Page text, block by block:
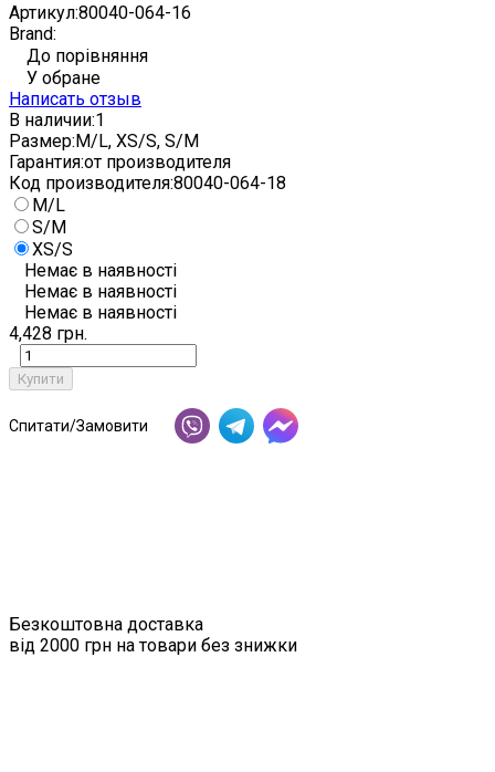
Артикул:80040-064-16
Brand:
До порівняння
У обране
Написать отзыв
В наличии:1
Размер:M/L, XS/S, S/M
Гарантия:от производителя
Код производителя:80040-064-18
M/L
S/M
XS/S
Немає в наявності
Немає в наявності
Немає в наявності
4,428 грн.
Купити
Спитати/Замовити
Безкоштовна доставка
від 2000 грн на товари без знижки